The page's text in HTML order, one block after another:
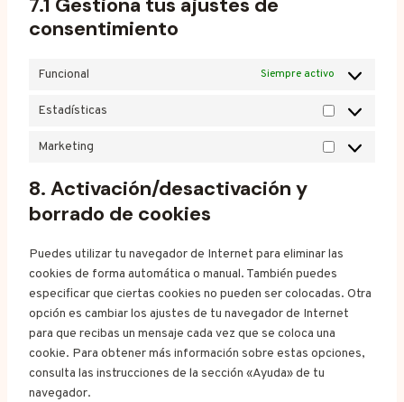
p
-
r
consentimiento
Funcional Siempre activo
Estadísticas
E
s
t
i
c
a
s
Marketing
M
t
i
n
g
8. Activación/desactivación y
borrado de cookies
Puedes utilizar tu navegador de Internet para eliminar las
cookies de forma automática o manual. También puedes
especificar que ciertas cookies no pueden ser colocadas. Otra
opción es cambiar los ajustes de tu navegador de Internet
para que recibas un mensaje cada vez que se coloca una
cookie. Para obtener más información sobre estas opciones,
consulta las instrucciones de la sección «Ayuda» de tu
navegador.